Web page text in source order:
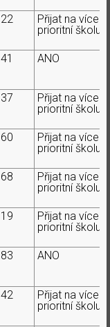
22
Přijat na více
prioritní školu
41 ANO
37
Přijat na více
prioritní školu
60
Přijat na více
prioritní školu
68
Přijat na více
prioritní školu
19
Přijat na více
prioritní školu
83 ANO
42
Přijat na více
prioritní školu